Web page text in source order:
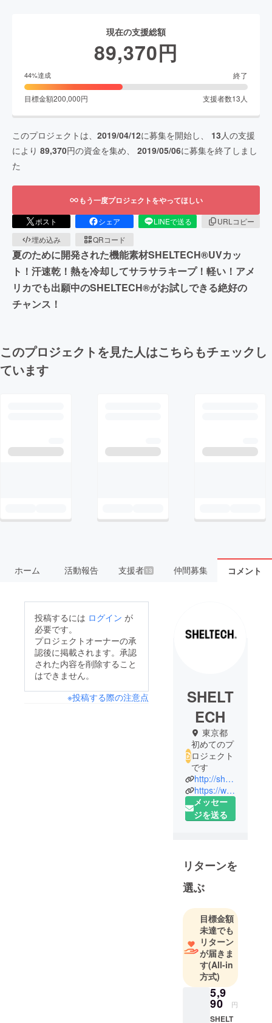
現在の支援総額
89,370円
44%達成 終了
目標金額200,000円 支援者数13 人
このプロジェクトは、 2019/04/12に募集を開始し、 13 人の支援
により 89,370円の資金を集め、 2019/05/06に募集を終了しまし
た
もう一度プロジェクトをやってほしい
ポスト シェア LINEで送る
URLコピー
埋め込み
QRコード
夏のために開発された機能素材SHELTECH®UVカッ
ト！汗速乾！熱を冷却してサラサラキープ！軽い！アメ
リカでも出願中のSHELTECH®がお試しできる絶好の
チャンス！
このプロジェクトを見た人はこちらもチェックし
ています
ホーム 活動報告 支援者 13 仲間募集 コメント
投稿するには ログイン が
必要です。
プロジェクトオーナーの承
認後に掲載されます。承認
された内容を削除すること
はできません。
※投稿する際の注意点
SHELT
ECH
東京都
初めてのプ
ロジェクト
です
http://sheltech-jp.com
https://www.instagram.com/sheltech_original/
メッセー
ジを送る
リターンを
選ぶ
目標金額
未達でも
リターン
が届きま
す(All-in
方式)
5,9
90 円
SHELT